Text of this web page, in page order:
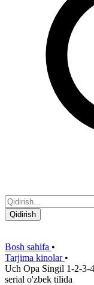
Qidirish
Bosh sahifa •
Tarjima kinolar •
Uch Opa Singil 1-2-3-
serial o'zbek tilida